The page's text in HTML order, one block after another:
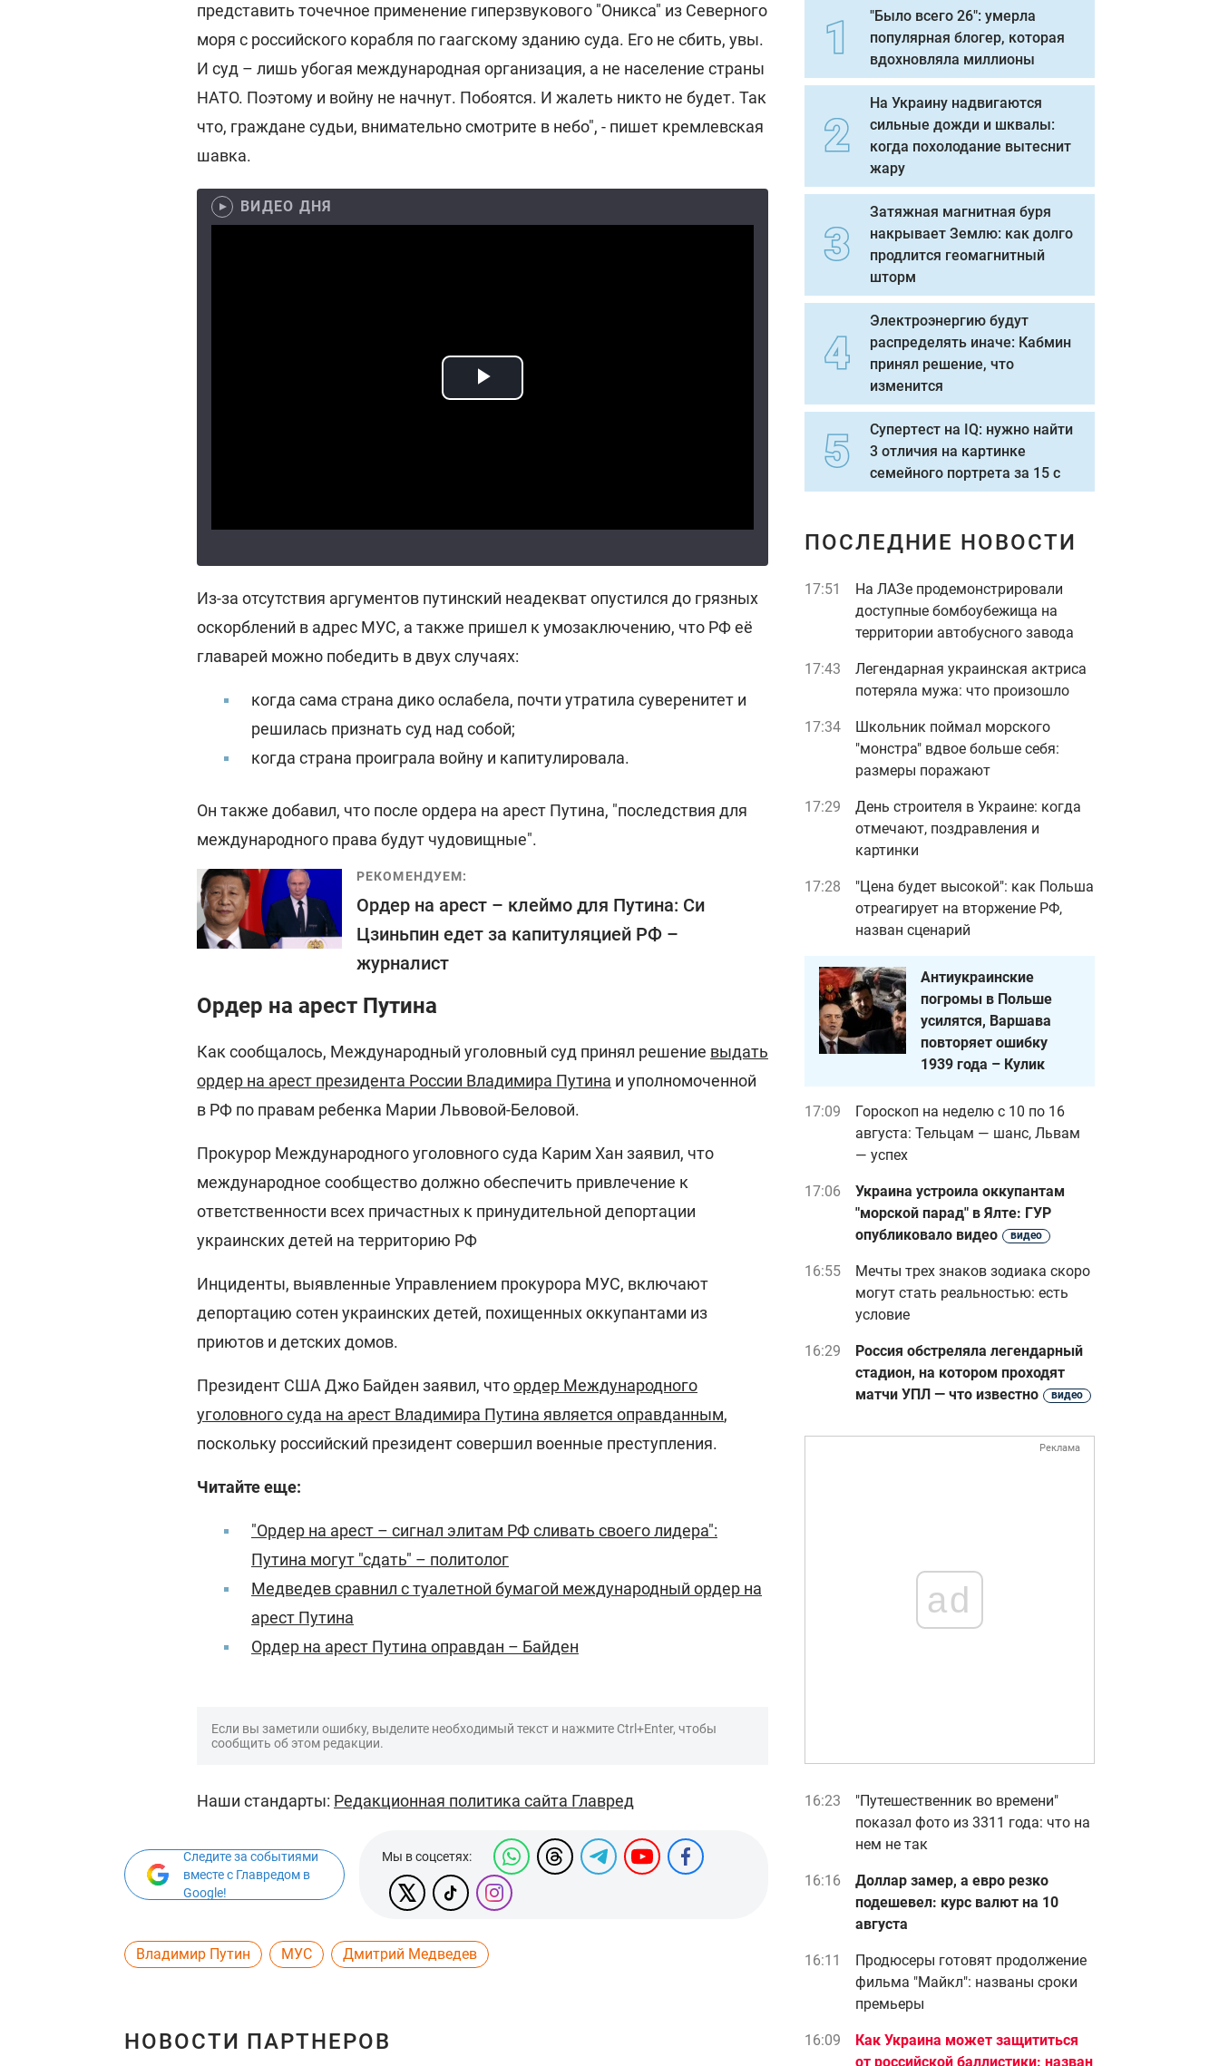
представить точечное применение гиперзвукового "Оникса" из Северного
моря с российского корабля по гаагскому зданию суда. Его не сбить, увы.
И суд – лишь убогая международная организация, а не население страны
НАТО. Поэтому и войну не начнут. Побоятся. И жалеть никто не будет. Так
что, граждане судьи, внимательно смотрите в небо", - пишет кремлевская
шавка.
ВИДЕО ДНЯ
Из-за отсутствия аргументов путинский неадекват опустился до грязных
оскорблений в адрес МУС, а также пришел к умозаключению, что РФ её
главарей можно победить в двух случаях:
когда сама страна дико ослабела, почти утратила суверенитет и
решилась признать суд над собой;
когда страна проиграла войну и капитулировала.
Он также добавил, что после ордера на арест Путина, "последствия для
международного права будут чудовищные".
РЕКОМЕНДУЕМ:
Ордер на арест – клеймо для Путина: Си
Цзиньпин едет за капитуляцией РФ –
журналист
Ордер на арест Путина
Как сообщалось, Международный уголовный суд принял решение выдать
ордер на арест президента России Владимира Путина и уполномоченной
в РФ по правам ребенка Марии Львовой-Беловой.
Прокурор Международного уголовного суда Карим Хан заявил, что
международное сообщество должно обеспечить привлечение к
ответственности всех причастных к принудительной депортации
украинских детей на территорию РФ
Инциденты, выявленные Управлением прокурора МУС, включают
депортацию сотен украинских детей, похищенных оккупантами из
приютов и детских домов.
Президент США Джо Байден заявил, чтоордер Международного
уголовного суда на арест Владимира Путина является оправданным,
поскольку российский президент совершил военные преступления.
Читайте еще:
"Ордер на арест – сигнал элитам РФ сливать своего лидера":
Путина могут "сдать" – политолог
Медведев сравнил с туалетной бумагой международный ордер на
арест Путина
Ордер на арест Путина оправдан – Байден
Если вы заметили ошибку, выделите необходимый текст и нажмите Ctrl+Enter, чтобы
сообщить об этом редакции.
Наши стандарты: Редакционная политика сайта Главред
Следите за событиями
вместе с Главредом в
Google!
Мы в соцсетях:
Владимир Путин МУС Дмитрий Медведев
НОВОСТИ ПАРТНЕРОВ
"Было всего 26": умерла
популярная блогер, которая
вдохновляла миллионы
На Украину надвигаются
сильные дожди и шквалы:
когда похолодание вытеснит
жару
Затяжная магнитная буря
накрывает Землю: как долго
продлится геомагнитный
шторм
Электроэнергию будут
распределять иначе: Кабмин
принял решение, что
изменится
Супертест на IQ: нужно найти
3 отличия на картинке
семейного портрета за 15 с
ПОСЛЕДНИЕ НОВОСТИ
17:51
На ЛАЗе продемонстрировали
доступные бомбоубежища на
территории автобусного завода
17:43
Легендарная украинская актриса
потеряла мужа: что произошло
17:34
Школьник поймал морского
"монстра" вдвое больше себя:
размеры поражают
17:29
День строителя в Украине: когда
отмечают, поздравления и
картинки
17:28
"Цена будет высокой": как Польша
отреагирует на вторжение РФ,
назван сценарий
Антиукраинские
погромы в Польше
усилятся, Варшава
повторяет ошибку
1939 года – Кулик
17:09
Гороскоп на неделю с 10 по 16
августа: Тельцам — шанс, Львам
— успех
17:06
Украина устроила оккупантам
"морской парад" в Ялте: ГУР
опубликовало видео
видео
16:55
Мечты трех знаков зодиака скоро
могут стать реальностью: есть
условие
16:29
Россия обстреляла легендарный
стадион, на котором проходят
матчи УПЛ — что известно
видео
Реклама
ad
16:23
"Путешественник во времени"
показал фото из 3311 года: что на
нем не так
16:16
Доллар замер, а евро резко
подешевел: курс валют на 10
августа
16:11
Продюсеры готовят продолжение
фильма "Майкл": названы сроки
премьеры
16:09
Как Украина может защититься
от российской баллистики: назван